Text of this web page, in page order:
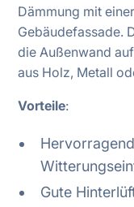
Dämmung mit
Gebäudefassade.
die Außenwand
aus Holz, Metall
Vorteile:
Gute